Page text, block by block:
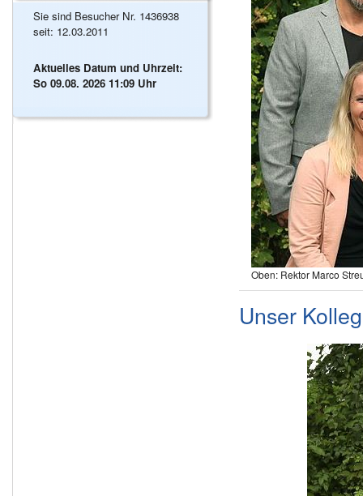
Sie sind Besucher Nr. 1436938
seit: 12.03.2011
Aktuelles Datum und Uhrzeit:
So 09.08. 2026 11:09 Uhr
Oben: Rektor Marco
Unser